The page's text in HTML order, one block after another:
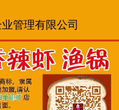
管理有限公司